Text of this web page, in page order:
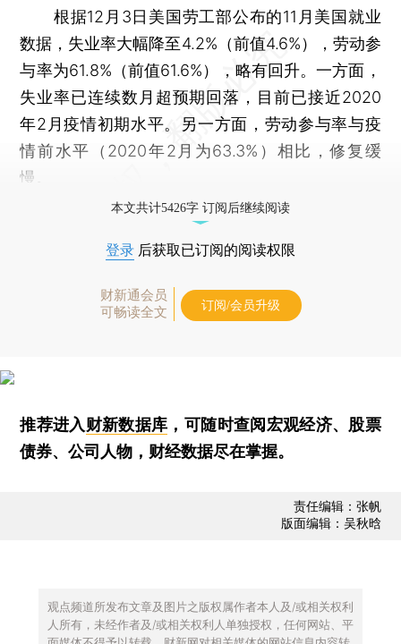
根据12月3日美国劳工部公布的11月美国就业
数据，失业率大幅降至4.2%（前值4.6%），劳动参
与率为61.8%（前值61.6%），略有回升。一方面，
失业率已连续数月超预期回落，目前已接近2020
年2月疫情初期水平。另一方面，劳动参与率与疫
情前水平（2020年2月为63.3%）相比，修复缓
慢。
本文共计5426字 订阅后继续阅读
登录 后获取已订阅的阅读权限
财新通会员
可畅读全文
订阅/会员升级
推荐进入财新数据库 ，可随时查阅宏观经济、股票
债券、公司人物，财经数据尽在掌握。
责任编辑：张帆
版面编辑：吴秋晗
观点频道所发布文章及图片之版权属作者本人及/或相关权利
人所有，未经作者及/或相关权利人单独授权，任何网站、平